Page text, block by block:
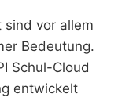
sind vor allem
Bedeutung.
Schul-Cloud
entwickelt